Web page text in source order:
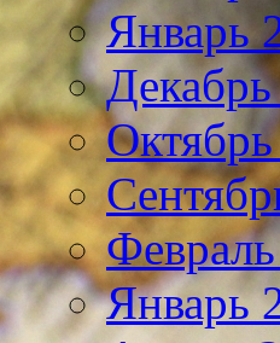
Январь
Январь